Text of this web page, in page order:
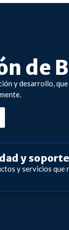
de
y desarrollo,
y soporte
y servicios que